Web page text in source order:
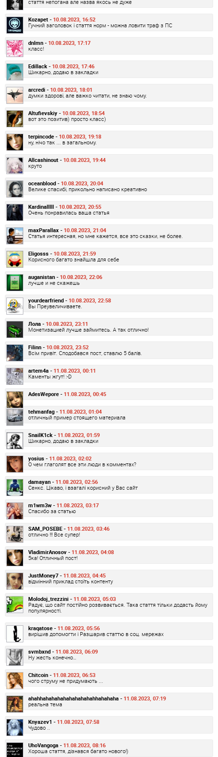
стаття непогана але назва якось не дуже
Kozapet - 10.08.2023, 16:52
Гучний заголовок і стаття норм - можна ловити траф з ПС
dnlmn - 10.08.2023, 17:17
класс!
Edillack - 10.08.2023, 17:46
Шикарно, додаю в закладки
arcredi - 10.08.2023, 18:01
думки здорові, але важко читати, не знаю чому.
Altufievskiy - 10.08.2023, 18:54
вот это позитив) просто класс)
terpincode - 10.08.2023, 19:18
ну, нічо так ... в загальному.
Allcashinout - 10.08.2023, 19:44
круто
oceanblood - 10.08.2023, 20:04
Велике спасибі, прикольно написано креативно
Kardinalllll - 10.08.2023, 20:55
Очень понравилась ваша статья
maxParallax - 10.08.2023, 21:04
Статья интересная, но мне кажется, все это сказки, не более.
Eligosss - 10.08.2023, 21:59
Корисного багато знайшла для себе
auganistan - 10.08.2023, 22:06
лучше и не скажешь
yourdearfriend - 10.08.2023, 22:58
Вы Преувеличиваете.
Лола - 10.08.2023, 23:11
Монетизацией лучше займитесь. А так отлично!
Filinn - 10.08.2023, 23:52
Всім привіт. Сподобався пост, ставлю 5 балів.
artem4a - 11.08.2023, 00:11
Каменты жгут! :-D
AdesWepore - 11.08.2023, 00:45
tehmanfag - 11.08.2023, 01:04
отличный пример стоящего материала
SnailK1ck - 11.08.2023, 01:59
Шикарно, додаю в закладки
yosius - 11.08.2023, 02:02
О чем глаголят все эти люди в комментах?
damayan - 11.08.2023, 02:56
Сенкс. Цікаво, і взагалі корисний у Вас сайт
m1wm3w - 11.08.2023, 03:17
Спасибо за статью
SAM_POSEBE - 11.08.2023, 03:46
отлично !!! Все супер!
VladimirAnosov - 11.08.2023, 04:08
5ка! Отличный пост!
JustMoney7 - 11.08.2023, 04:45
відмінний приклад стоїть контенту
Molodoj_trezzini - 11.08.2023, 05:03
Радує, що сайт постійно розвивається. Така стаття тільки додасть йому
популярності.
kraqatose - 11.08.2023, 05:56
вирішив допомогти і Разшарив статтю в соц. мережах
svmbxnd - 11.08.2023, 06:09
Ну жесть конечно…
Chitcoin - 11.08.2023, 06:53
чого струму не придумають ...
ahahhahahahahahahahahahhahahaha - 11.08.2023, 07:19
реальна тема
Knyazev1 - 11.08.2023, 07:58
Чудово ..
UhoVangoga - 11.08.2023, 08:16
Хороша стаття, дізнався багато нового!)